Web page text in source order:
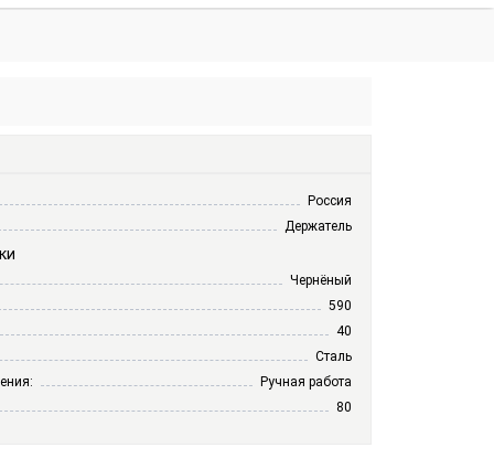
Россия
Держатель
Чернёный
590
40
Сталь
Ручная работа
80